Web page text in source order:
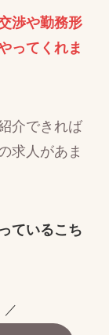
渉や勤務形
ってくれま
介できれば
求人があま
ているこち
／